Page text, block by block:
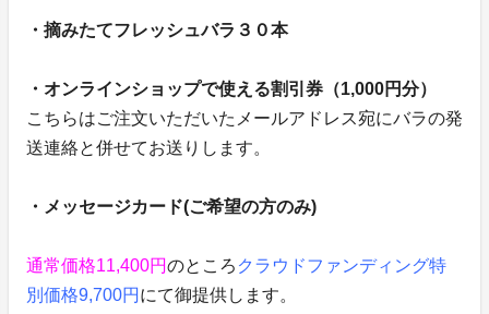
・摘みたてフレッシュバラ３０本
・オンラインショップで使える割引券（1,000円分）
こちらはご注文いただいたメールアドレス宛にバラの発
送連絡と併せてお送りします。
・メッセージカード(ご希望の方のみ)
通常価格11,400円のところ クラウドファンディング特
別価格9,700円 にて御提供します。